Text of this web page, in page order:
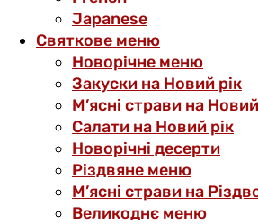
Japanese
Святкове меню
Новорічне меню
Закуски на Новий рік
М’ясні страви на
Салати на Новий рік
Новорічні десерти
Різдвяне меню
М’ясні страви на
Великоднє меню